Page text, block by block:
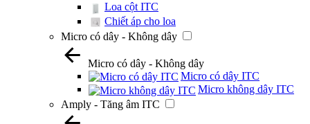
Loa cột ITC
Chiết áp cho loa
Micro có dây - Không dây
Micro có dây - Không dây
Micro có dây ITC
Micro không dây ITC
Amply - Tăng âm ITC